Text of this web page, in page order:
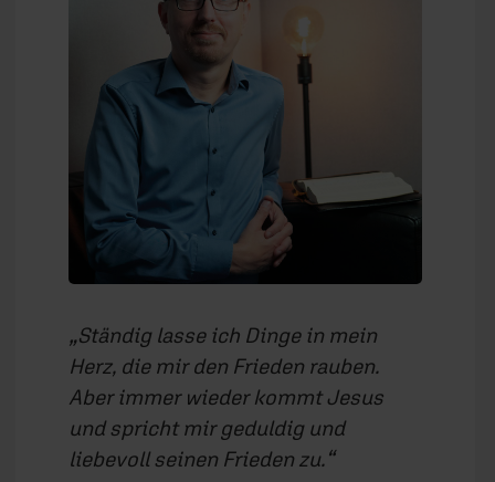
Ständig lasse ich Dinge in mein
Herz, die mir den Frieden rauben.
Aber immer wieder kommt Jesus
und spricht mir geduldig und
liebevoll seinen Frieden zu.